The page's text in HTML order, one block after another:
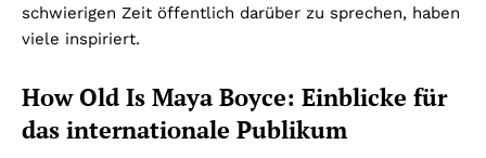
schwierigen Zeit öffentlich darüber zu sprechen, haben
viele inspiriert.
How Old Is Maya Boyce: Einblicke für
das internationale Publikum